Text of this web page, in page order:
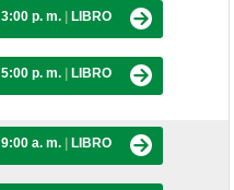
3:00 p. m. LIBRO
5:00 p. m. LIBRO
9:00 a. m. LIBRO